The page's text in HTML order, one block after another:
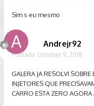
Sim s eu mesmo
Andrejr92
Postado October 9, 2018
GALERA JA RESOLVI
INJETORES QUE
CARRO ESTA ZERO